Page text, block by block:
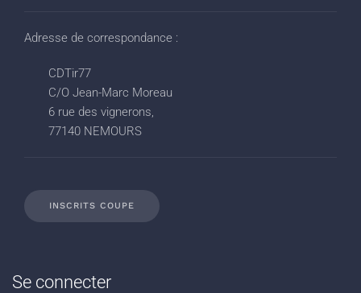
Adresse de correspondance :
CDTir77
C/O Jean-Marc Moreau
6 rue des vignerons,
77140 NEMOURS
INSCRITS COUPE
Se connecter